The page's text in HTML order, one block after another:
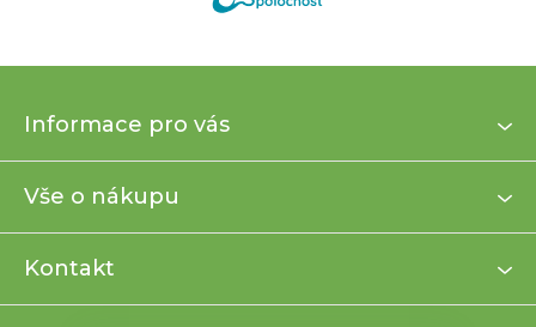
p
t
Informace pro vás
Vše o nákupu
Kontakt